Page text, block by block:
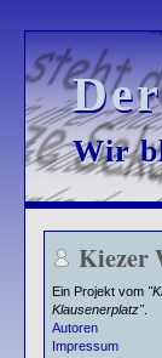
Wir
Wir
Kiezer
Ein Projekt vom
Klausenerplatz".
Autoren
Impressum